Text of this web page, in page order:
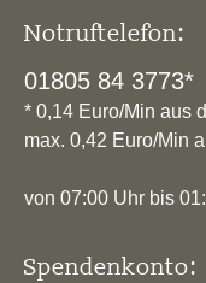
Notruftelefon:
01805 84 3773*
* 0,14 Euro/Min aus
max. 0,42 Euro/Min
von 07:00 Uhr bis
Spendenkonto: